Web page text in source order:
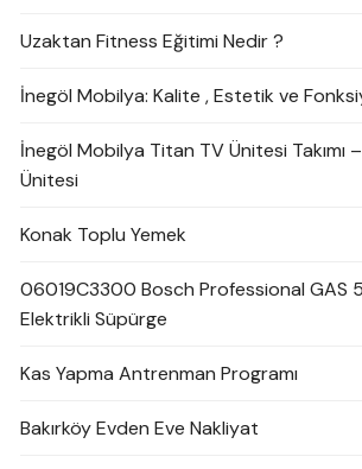
Uzaktan Fitness Eğitimi Nedir ?
İnegöl Mobilya: Kalite , Estetik ve
İnegöl Mobilya Titan TV Ünitesi Takımı
Ünitesi
Konak Toplu Yemek
06019C3300 Bosch Professional GAS
Elektrikli Süpürge
Kas Yapma Antrenman Programı
Bakırköy Evden Eve Nakliyat